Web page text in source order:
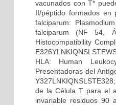
vacunados con T*
II/péptido formados en
falciparum:
falciparum (NF 54,
Histocompatibility
HLA: Human
Presentadoras del
de la Célula T para el
invariable residuos 90